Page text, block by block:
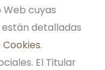
cuyas
detalladas
.
El Titular